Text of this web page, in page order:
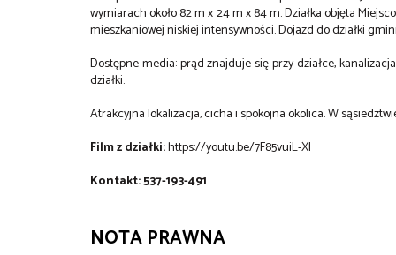
wymiarach około 82 m x 24 m x 84 m. Działka objęta
mieszkaniowej niskiej intensywności. Dojazd do działki
Dostępne media: prąd znajduje się przy działce,
działki.
Atrakcyjna lokalizacja, cicha i spokojna okolica. W
Film z działki:https://youtu.be/7F85vuiL-XI
Kontakt: 537-193-491
NOTA PRAWNA